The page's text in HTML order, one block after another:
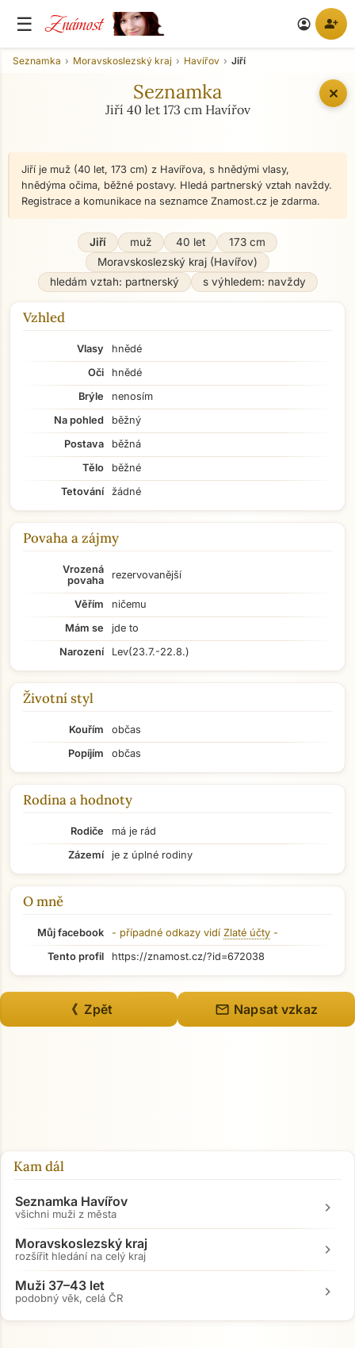
Přejít na hlavní obsah
☰ Známost account_circle person_add
✕
Seznamka Moravskoslezský kraj Havířov Jiří
Seznamka
Jiří 40 let 173 cm Havířov
Jiří je muž (40 let, 173 cm) z Havířova, s hnědými vlasy,
hnědýma očima, běžné postavy. Hledá partnerský vztah navždy.
Registrace a komunikace na seznamce Znamost.cz je zdarma.
Jiří muž 40 let
173 cm
Moravskoslezský kraj (Havířov)
hledám vztah: partnerský
s výhledem: navždy
Vzhled
Vlasy
hnědé
Oči
hnědé
Brýle
nenosím
Na pohled
běžný
Postava
běžná
Tělo
běžné
Tetování
žádné
Povaha a zájmy
Vrozená
povaha
rezervovanější
Věřím
ničemu
Mám se
jde to
Narození
Lev(23.7.-22.8.)
Životní styl
Kouřím
občas
Popíjím
občas
Rodina a hodnoty
Rodiče
má je rád
Zázemí
je z úplné rodiny
O mně
Můj facebook - případné odkazy vidí Zlaté účty -
Tento profil
https://znamost.cz/?id=672038
《 Zpět mail Napsat vzkaz
Kam dál
Seznamka Havířov
všichni muži z města chevron_right
Moravskoslezský kraj
rozšířit hledání na celý kraj chevron_right
Muži 37–43 let
podobný věk, celá ČR chevron_right